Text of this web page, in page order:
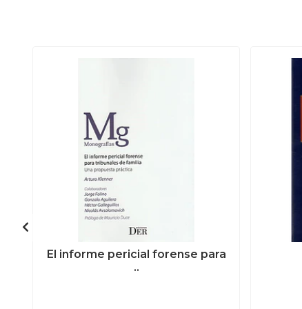
El informe pericial forense para
..